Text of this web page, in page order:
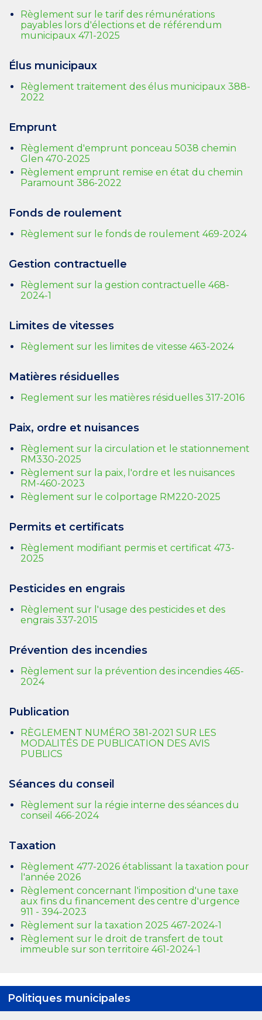
Règlement sur le tarif des rémunérations
payables lors d'élections et de référendum
municipaux 471-2025
Élus municipaux
Règlement traitement des élus municipaux 388-
2022
Emprunt
Règlement d'emprunt ponceau 5038 chemin
Glen 470-2025
Règlement emprunt remise en état du chemin
Paramount 386-2022
Fonds de roulement
Règlement sur le fonds de roulement 469-2024
Gestion contractuelle
Règlement sur la gestion contractuelle 468-
2024-1
Limites de vitesses
Règlement sur les limites de vitesse 463-2024
Matières résiduelles
Reglement sur les matières résiduelles 317-2016
Paix, ordre et nuisances
Règlement sur la circulation et le stationnement
RM330-2025
Règlement sur la paix, l'ordre et les nuisances
RM-460-2023
Règlement sur le colportage RM220-2025
Permits et certificats
Règlement modifiant permis et certificat 473-
2025
Pesticides en engrais
Règlement sur l'usage des pesticides et des
engrais 337-2015
Prévention des incendies
Règlement sur la prévention des incendies 465-
2024
Publication
RÈGLEMENT NUMÉRO 381-2021 SUR LES
MODALITÉS DE PUBLICATION DES AVIS
PUBLICS
Séances du conseil
Règlement sur la régie interne des séances du
conseil 466-2024
Taxation
Règlement 477-2026 établissant la taxation pour
l'année 2026
Règlement concernant l'imposition d'une taxe
aux fins du financement des centre d'urgence
911 - 394-2023
Règlement sur la taxation 2025 467-2024-1
Règlement sur le droit de transfert de tout
immeuble sur son territoire 461-2024-1
Politiques municipales